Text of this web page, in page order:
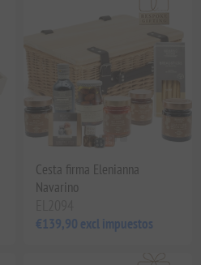
Cesta firma Elenianna
Navarino
€139,90 excl impuestos